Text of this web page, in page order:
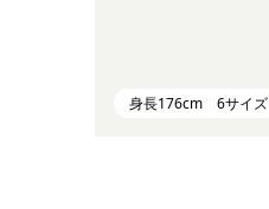
身長176cm 6サイズ